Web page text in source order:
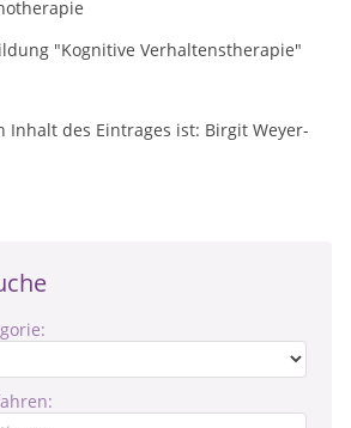
"Kognitive Verhaltenstherapie"
des Eintrages ist: Birgit Weyer-